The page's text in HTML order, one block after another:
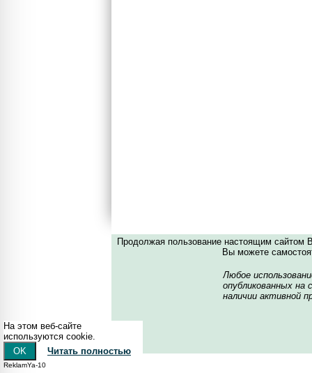
Продолжая пользование настоящим сайтом
Вы можете
Любое
опубликованных на
наличии активной
На этом веб-сайте
используются cookie.
OK
Читать полностью
ReklamYa-10